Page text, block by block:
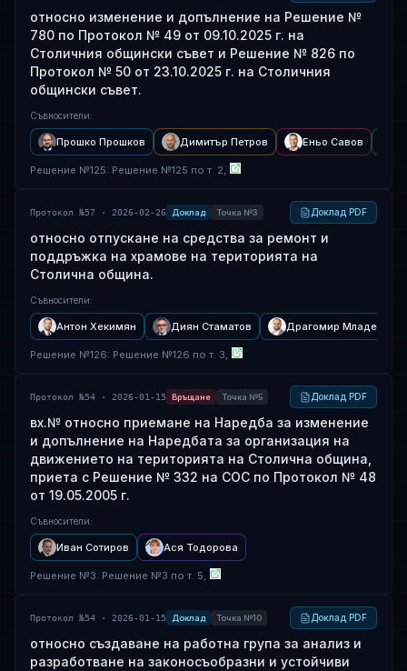
относно изменение и допълнение на Решение №
780 по Протокол № 49 от 09.10.2025 г. на
Столичния общински съвет и Решение № 826 по
Протокол № 50 от 23.10.2025 г. на Столичния
общински съвет.
Съвносители:
Прошко Прошков Димитър Петров Еньо Савов
Решение №125: Решение №125 по т. 2,
Протокол №57 · 2026-02-26 Доклад Точка №3 Доклад PDF
относно отпускане на средства за ремонт и
поддръжка на храмове на територията на
Столична община.
Съвносители:
Антон Хекимян Диян Стаматов Драгомир Младенов
Решение №126: Решение №126 по т. 3,
Протокол №54 · 2026-01-15 Връщане Точка №5 Доклад PDF
вх.№ относно приемане на Наредба за изменение
и допълнение на Наредбата за организация на
движението на територията на Столична община,
приета с Решение № 332 на СОС по Протокол № 48
от 19.05.2005 г.
Съвносители:
Иван Сотиров Ася Тодорова
Решение №3: Решение №3 по т. 5,
Протокол №54 · 2026-01-15 Доклад Точка №10 Доклад PDF
относно създаване на работна група за анализ и
разработване на законосъобразни и устойчиви